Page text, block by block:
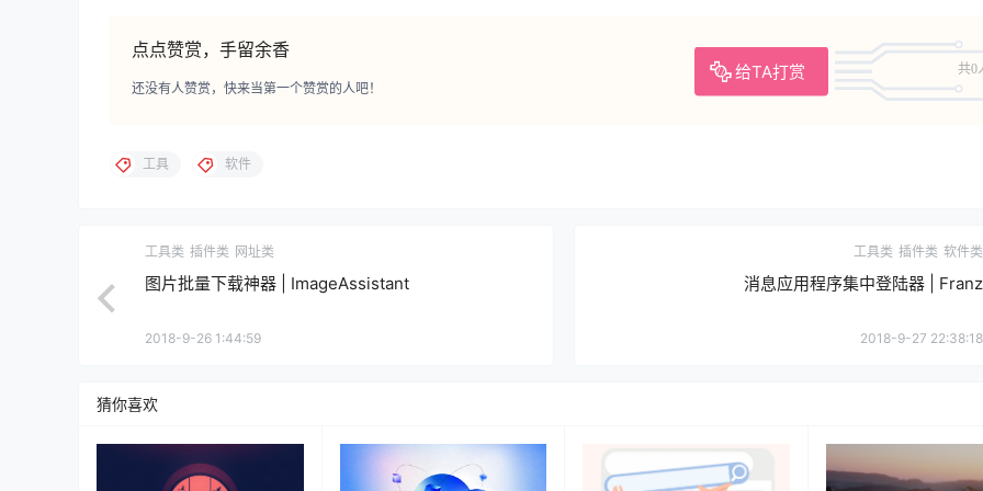
点点赞赏，手留余香
给TA打赏 共0
还没有人赞赏，快来当第一个赞赏的人吧！
工具 软件
工具类 插件类 网址类
图片批量下载神器 | ImageAssistant
2018-9-26 1:44:59
工具类 插件类 软件类
消息应用程序集中登陆器 | Franz
2018-9-27 22:38:18
猜你喜欢